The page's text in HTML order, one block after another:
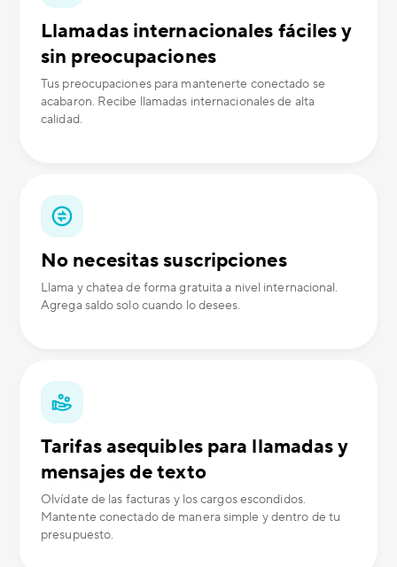
Llamadas internacionales fáciles y
sin preocupaciones
Tus preocupaciones para mantenerte conectado se
acabaron. Recibe llamadas internacionales de alta
calidad.
No necesitas suscripciones
Llama y chatea de forma gratuita a nivel internacional.
Agrega saldo solo cuando lo desees.
Tarifas asequibles para llamadas y
mensajes de texto
Olvídate de las facturas y los cargos escondidos.
Mantente conectado de manera simple y dentro de tu
presupuesto.